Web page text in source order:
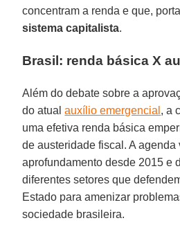
concentram a renda e que,
sistema capitalista.
Brasil: renda básica X
Além do debate sobre a
do atualauxílio emergencial , a
uma efetiva renda básica
de austeridade fiscal. A agenda
aprofundamento desde 2015 e
diferentes setores que
Estado para amenizar
sociedade brasileira.